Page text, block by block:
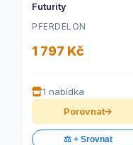
Futurity
PFERDELON
1 797 Kč
1 nabídka
Porovnat
⚖️ + Srovnat